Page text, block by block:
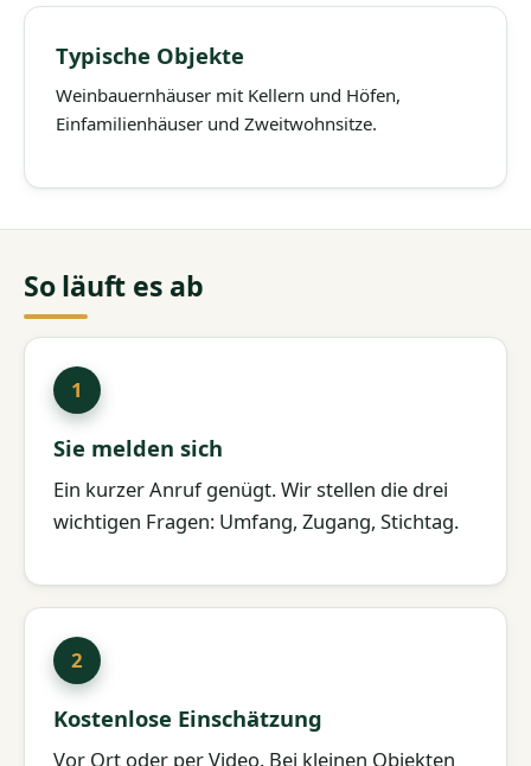
Typische Objekte
Weinbauernhäuser mit Kellern und Höfen,
Einfamilienhäuser und Zweitwohnsitze.
So läuft es ab
Sie melden sich
Ein kurzer Anruf genügt. Wir stellen die drei
wichtigen Fragen: Umfang, Zugang, Stichtag.
Kostenlose Einschätzung
Vor Ort oder per Video. Bei kleinen Objekten